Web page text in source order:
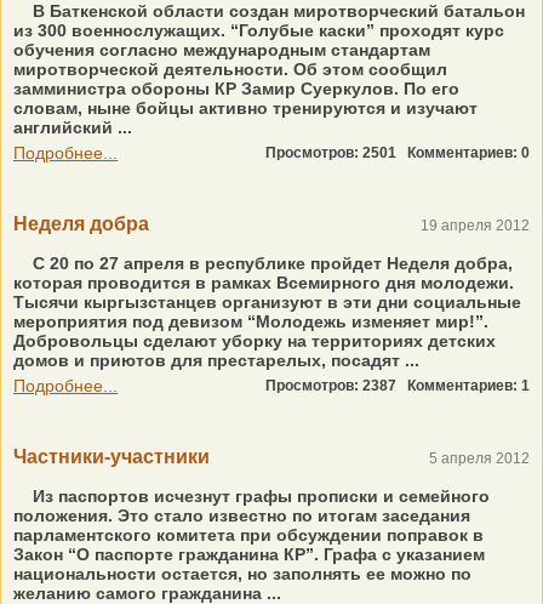
В Баткенской области создан миротворческий батальон
из 300 военнослужащих. “Голубые каски” проходят курс
обучения согласно международным стандартам
миротворческой деятельности. Об этом сообщил
замминистра обороны КР Замир Суеркулов. По его
словам, ныне бойцы активно тренируются и изучают
английский ...
Подробнее...
Просмотров: 2501 Комментариев: 0
Неделя добра 19 апреля 2012
С 20 по 27 апреля в республике пройдет Неделя добра,
которая проводится в рамках Всемирного дня молодежи.
Тысячи кыргызстанцев организуют в эти дни социальные
мероприятия под девизом “Молодежь изменяет мир!”.
Добровольцы сделают уборку на территориях детских
домов и приютов для престарелых, посадят ...
Подробнее...
Просмотров: 2387 Комментариев: 1
Частники-участники 5 апреля 2012
Из паспортов исчезнут графы прописки и семейного
положения. Это стало известно по итогам заседания
парламентского комитета при обсуждении поправок в
Закон “О паспорте гражданина КР”. Графа с указанием
национальности остается, но заполнять ее можно по
желанию самого гражданина ...